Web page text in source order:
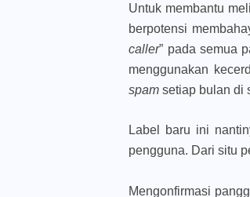
Untuk membantu
berpotensi
caller” pada semua
menggunakan
spam setiap bulan di
Label baru ini
pengguna. Dari situ
Mengonfirmasi